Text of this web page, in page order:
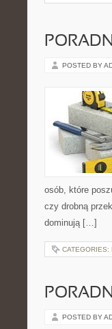
POSTED BY
osób, które
czy drobną
dominują […]
CATEGORIES:
POSTED BY